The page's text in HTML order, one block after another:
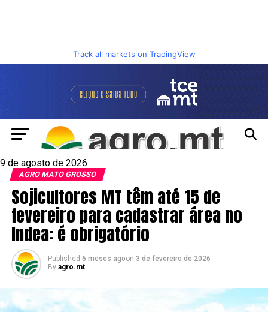
Track all markets on TradingView
9 de agosto de 2026
AGRO MATO GROSSO
Sojicultores MT têm até 15 de
fevereiro para cadastrar área no
Indea: é obrigatório
Published 6 meses agoon 3 de fevereiro de 2026
By agro.mt